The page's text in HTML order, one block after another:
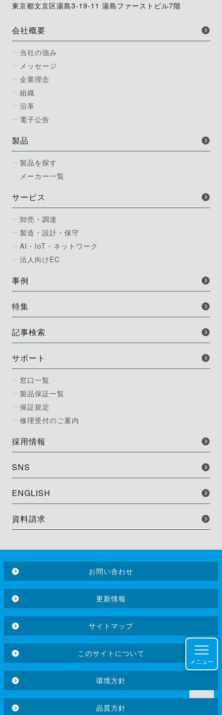
メニュー
東京都文京区湯島3-19-11 湯島ファーストビル7階
会社概要
当社の強み
メッセージ
企業理念
組織
沿革
電子公告
製品
製品を探す
メーカー一覧
サービス
卸売・調達
製造・設計・保守
AI・IoT・ネットワーク
法人向けEC
事例
特集
記事検索
サポート
窓口一覧
製品保証一覧
保証規定
修理受付のご案内
採用情報
SNS
ENGLISH
資料請求
お問い合わせ
更新情報
サイトマップ
このサイトについて
環境方針
品質方針